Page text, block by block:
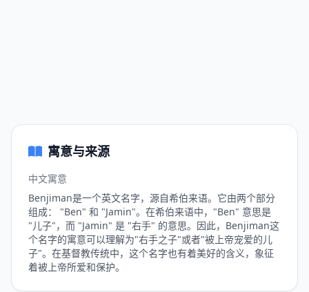
寓意与来源
中文寓意
Benjiman是一个英文名字，源自希伯来语。它由两个部分
组成： "Ben" 和 "Jamin"。在希伯来语中，"Ben" 意思是
"儿子"，而 "Jamin" 是 "右手" 的意思。因此，Benjiman这
个名字的寓意可以理解为"右手之子"或者"被上帝宠爱的儿
子"。在基督教传统中，这个名字也有着美好的含义，象征
着被上帝所爱和保护。